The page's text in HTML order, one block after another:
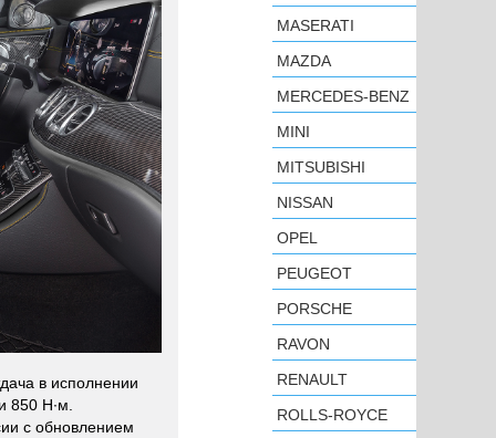
в исполнении
850 Н·м.
с обновлением
MASERATI
MAZDA
MERCEDES-BENZ
MINI
MITSUBISHI
NISSAN
OPEL
PEUGEOT
PORSCHE
RAVON
RENAULT
ROLLS-ROYCE